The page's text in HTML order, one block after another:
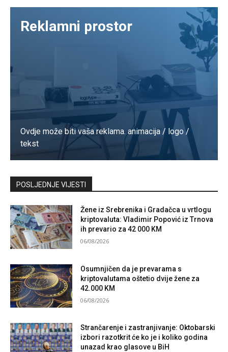
Reklamni prostor
Ovdje može biti vaša reklama. animacija / logo /
tekst
Kontaktirajte nas
POSLJEDNJE VIJESTI
Žene iz Srebrenika i Gradačca u vrtlogu
kriptovaluta: Vladimir Popović iz Trnova
ih prevario za 42 000 KM
06/08/2026
Osumnjičen da je prevarama s
kriptovalutama oštetio dvije žene za
42.000 KM
06/08/2026
Strančarenje i zastranjivanje: Oktobarski
izbori razotkrit će ko je i koliko godina
unazad krao glasove u BiH